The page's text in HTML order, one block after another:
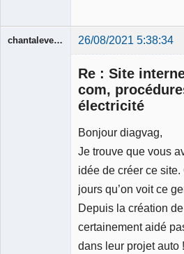
chantalevermont 26/08/2021 5:38:34
Re : Site
com,
électricité
Bonjour diagvag,
Je trouve que vous
idée de créer ce site.
jours qu’on voit ce
Depuis la création
certainement aidé
dans leur projet auto